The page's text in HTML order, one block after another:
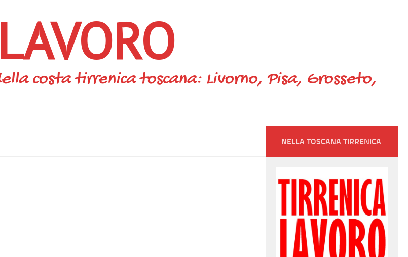
costa tirrenica toscana: Livorno, Pisa, Grosseto,
NELLA TOSCANA TIRRENICA